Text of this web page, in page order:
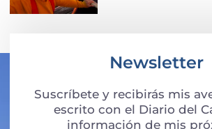
Newsletter
Suscríbete y recibirás mis
escrito con el Diario del
información de mis